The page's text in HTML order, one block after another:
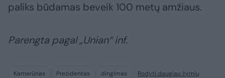
paliks būdamas beveik 100 metų amžiaus.
Parengta pagal „Unian“ inf.
Kamerūnas Prezidentas dingimas Rodyti daugiau žymių